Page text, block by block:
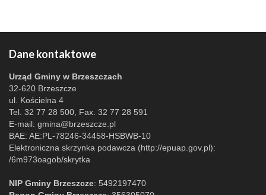
Dane kontaktowe
Urząd Gminy w Brzeszczach
32-620 Brzeszcze
ul. Kościelna 4
Tel. 32 77 28 500, Fax. 32 77 28 591
E-mail: gmina@brzeszcze.pl
BAE: AE:PL-78246-34458-HSBWB-10
Elektroniczna skrzynka podawcza (http://epuap.gov.pl):
/6m973oagob/skrytka
NIP Gminy Brzeszcze: 5492197470